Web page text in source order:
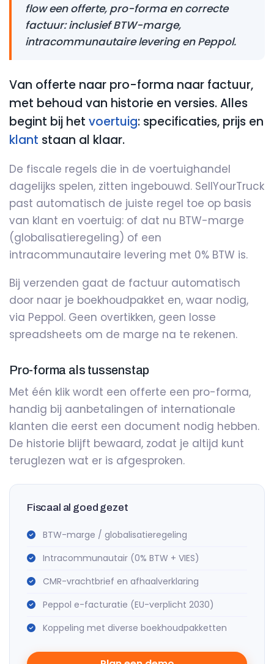
flow een offerte, pro-forma en correcte
factuur: inclusief BTW-marge,
intracommunautaire levering en Peppol.
Van offerte naar pro-forma naar factuur,
met behoud van historie en versies. Alles
begint bij het voertuig: specificaties, prijs en
klant staan al klaar.
De fiscale regels die in de voertuighandel
dagelijks spelen, zitten ingebouwd. SellYourTruck
past automatisch de juiste regel toe op basis
van klant en voertuig: of dat nu BTW-marge
(globalisatieregeling) of een
intracommunautaire levering met 0% BTW is.
Bij verzenden gaat de factuur automatisch
door naar je boekhoudpakket en, waar nodig,
via Peppol. Geen overtikken, geen losse
spreadsheets om de marge na te rekenen.
Pro-forma als tussenstap
Met één klik wordt een offerte een pro-forma,
handig bij aanbetalingen of internationale
klanten die eerst een document nodig hebben.
De historie blijft bewaard, zodat je altijd kunt
teruglezen wat er is afgesproken.
Fiscaal al goed gezet
BTW-marge / globalisatieregeling
Intracommunautair (0% BTW + VIES)
CMR-vrachtbrief en afhaalverklaring
Peppol e-facturatie (EU-verplicht 2030)
Koppeling met diverse boekhoudpakketten